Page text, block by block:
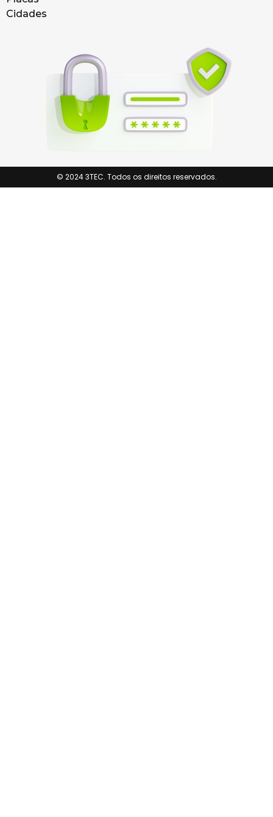
Cidades
© 2024 3TEC. Todos os direitos reservados.